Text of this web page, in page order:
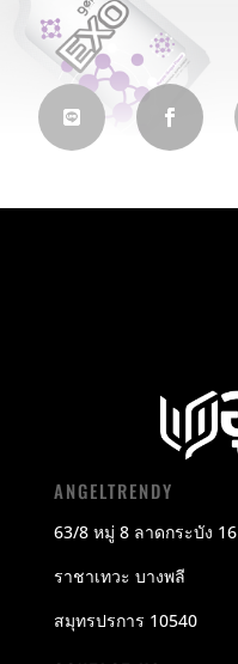
ANGELTRENDY
63/8 หมู่ 8 ลาดกระบัง 16
ราชาเทวะ บางพลี
สมุทรปรการ 10540